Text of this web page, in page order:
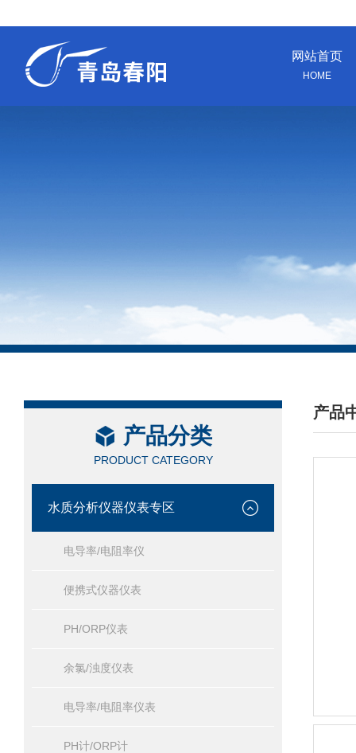
网站首页
HOME
产品分类
PRODUCT CATEGORY
水质分析仪器仪表专区
电导率/电阻率仪
便携式仪器仪表
PH/ORP仪表
余氯/浊度仪表
电导率/电阻率仪表
PH计/ORP计
产品
/